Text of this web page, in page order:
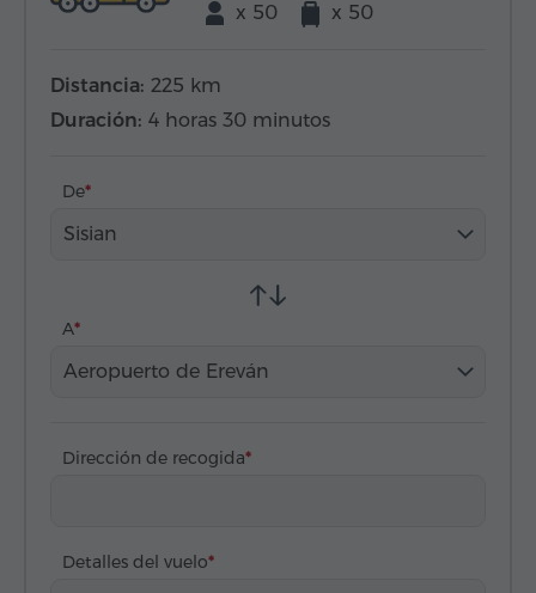
x 50 x 50
Distancia: 225 km
Duración: 4 horas 30 minutos
De
Sisian
A
Aeropuerto de Ereván
Dirección de recogida
Detalles del vuelo